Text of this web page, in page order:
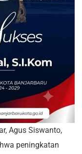
Agus Siswanto,
peningkatan